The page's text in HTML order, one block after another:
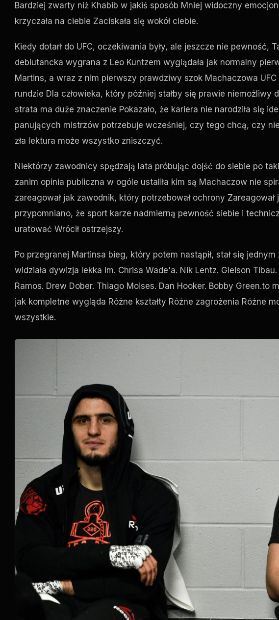
Bardziej zwarty niż Khabib w jakiś sposób Mniej widoczny
krzyczała na ciebie Zaciskała się wokół ciebie.
Kiedy dotarł do UFC, oczekiwania były, ale jeszcze nie pewność,
debiutancka wygrana z Leo Kuntzem wyglądała jak normalny
Martins, a wraz z nim pierwszy prawdziwy szok Machaczowa UFC
rundzie Dla człowieka, który później stałby się prawie niemożliwy
strata ma duże znaczenie Pokazało, że kariera nie narodziła się
panujących mistrzów potrzebuje wcześniej, czy tego chcą, czy
zła lektura może wszystko zniszczyć.
Niektórzy zawodnicy spędzają lata próbując dojść do siebie po
zanim opinia publiczna w ogóle ustaliła kim są Machaczow nie
zareagował jak zawodnik, który potrzebował ochrony
przypomniano, że sport karze nadmierną pewność siebie i
uratować Wrócił ostrzejszy.
Po przegranej Martinsa bieg, który potem nastąpił, stał się
widziała dywizja lekka im. Chrisa Wade'a. Nik Lentz. Gleison
Ramos. Drew Dober. Thiago Moises. Dan Hooker. Bobby
jak kompletne wygląda Różne kształty Różne zagrożenia Różne
wszystkie.